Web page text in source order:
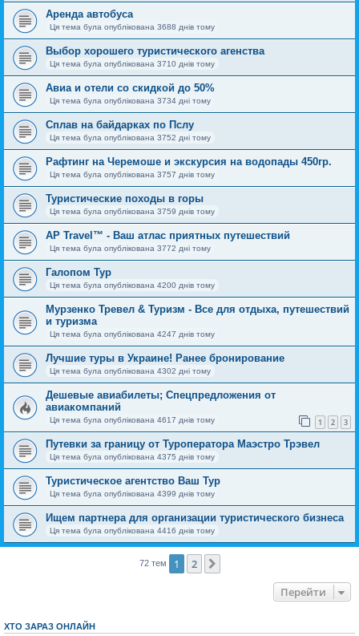
Аренда автобуса
Ця тема була опублікована 3688 днів тому
Выбор хорошего туристического агенства
Ця тема була опублікована 3710 днів тому
Авиа и отели со скидкой до 50%
Ця тема була опублікована 3734 дні тому
Сплав на байдарках по Пслу
Ця тема була опублікована 3752 дні тому
Рафтинг на Черемоше и экскурсия на водопады 450гр.
Ця тема була опублікована 3757 днів тому
Туристические походы в горы
Ця тема була опублікована 3759 днів тому
AP Travel™ - Ваш атлас приятных путешествий
Ця тема була опублікована 3772 дні тому
Галопом Тур
Ця тема була опублікована 4200 днів тому
Мурзенко Тревел & Туризм - Все для отдыха, путешествий
и туризма
Ця тема була опублікована 4247 днів тому
Лучшие туры в Украине! Ранее бронирование
Ця тема була опублікована 4302 дні тому
Дешевые авиабилеты; Спецпредложения от
авиакомпаний
1 2 3
Ця тема була опублікована 4617 днів тому
Путевки за границу от Туроператора Маэстро Трэвел
Ця тема була опублікована 4375 днів тому
Туристическое агентство Ваш Тур
Ця тема була опублікована 4399 днів тому
Ищем партнера для организации туристического бизнеса
Ця тема була опублікована 4416 днів тому
72 тем 1 2
Перейти
ХТО ЗАРАЗ ОНЛАЙН